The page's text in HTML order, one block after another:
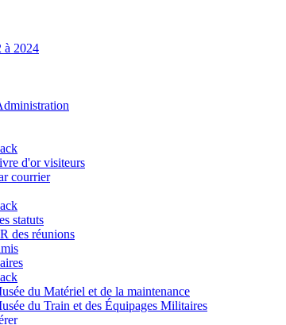
à 2024
d'or visiteurs
courrier
statuts
des réunions
du Matériel et de la maintenance
du Train et des Équipages Militaires